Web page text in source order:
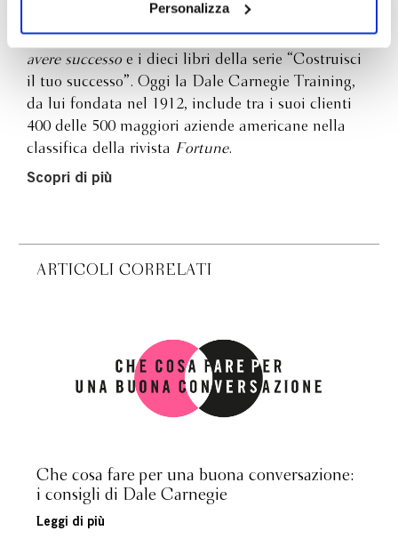
il tuo consenso alla profilazione che potrai revocare in
ogni momentoRevoca
Personalizza
, Come vincere lo stress e
cominciare a vivere,Le cinque qualità essenziali per
avere successo e i dieci libri della serie “Costruisci
il tuo successo”. Oggi la Dale Carnegie Training,
da lui fondata nel 1912, include tra i suoi clienti
400 delle 500 maggiori aziende americane nella
classifica della rivista Fortune.
Scopri di più
ARTICOLI CORRELATI
Che cosa fare per una buona conversazione:
i consigli di Dale Carnegie
Leggi di più